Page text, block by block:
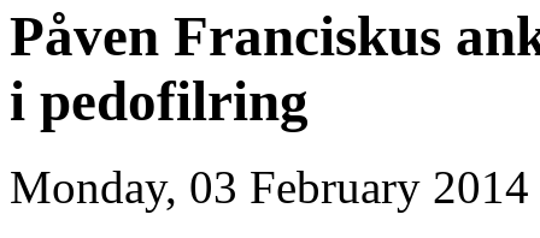
Påven Franciskus
i pedofilring
Monday, 03 February